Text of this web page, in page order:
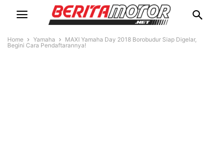
Home Yamaha
MAXI Yamaha Day 2018 Borobudur Siap Digelar,
Begini Cara Pendaftarannya!